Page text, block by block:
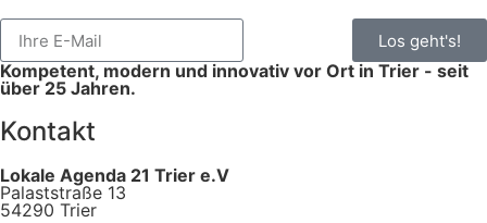
Los geht's!
Kompetent, modern und innovativ vor Ort in Trier - seit
über 25 Jahren.
Kontakt
Lokale Agenda 21 Trier e.V
Palaststraße 13
54290 Trier